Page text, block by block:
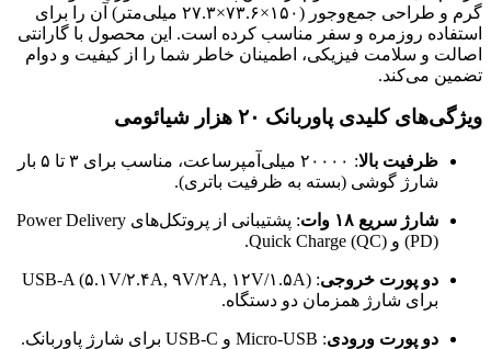
گرم و طراحی جمع‌وجور (۱۵۰×۷۳.۶×۲۷.۳ میلی‌متر) آن را برای
استفاده روزمره و سفر مناسب کرده است. این محصول با گارانتی
اصالت و سلامت فیزیکی، اطمینان خاطر شما را از کیفیت و دوام
تضمین می‌کند.
ویژگی‌های کلیدی پاوربانک ۲۰ هزار شیائومی
ظرفیت بالا
: ۲۰۰۰۰ میلی‌آمپرساعت، مناسب برای ۳ تا ۵ بار
شارژ گوشی (بسته به ظرفیت باتری).
شارژ سریع ۱۸ وات
: پشتیبانی از پروتکل‌های Power Delivery
(PD) و Quick Charge (QC).
دو پورت خروجی : USB-A (۵.۱V/۲.۴A, ۹V/۲A, ۱۲V/۱.۵A)
برای شارژ همزمان دو دستگاه.
دو پورت ورودی: Micro-USB و USB-C برای شارژ پاوربانک.